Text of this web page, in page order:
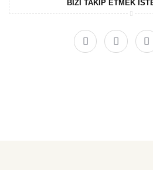
BIZI TAKIP ETMEK